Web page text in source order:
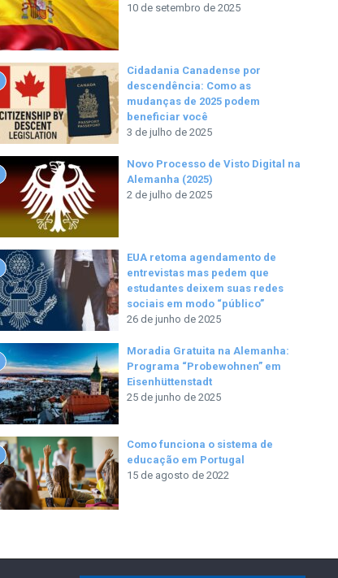
10 de setembro de 2025
Cidadania Canadense por
descendência: Como as
mudanças de 2025 podem
beneficiar você
3 de julho de 2025
Novo Processo de Visto Digital na
Alemanha (2025)
2 de julho de 2025
EUA retoma agendamento de
entrevistas mas pedem que
estudantes deixem suas redes
sociais em modo “público”
26 de junho de 2025
Moradia Gratuita na Alemanha:
Programa “Probewohnen” em
Eisenhüttenstadt
25 de junho de 2025
Como funciona o sistema de
educação em Portugal
15 de agosto de 2022